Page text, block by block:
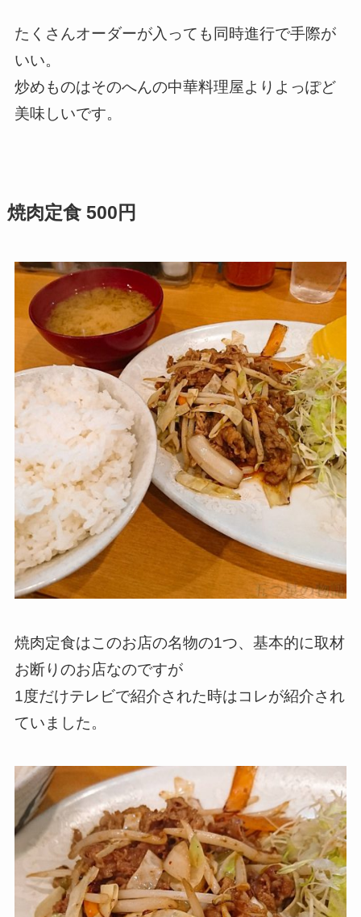
たくさんオーダーが入っても同時進行で手際が
いい。
炒めものはそのへんの中華料理屋よりよっぽど
美味しいです。
焼肉定食 500円
焼肉定食はこのお店の名物の1つ、基本的に取材
お断りのお店なのですが
1度だけテレビで紹介された時はコレが紹介され
ていました。